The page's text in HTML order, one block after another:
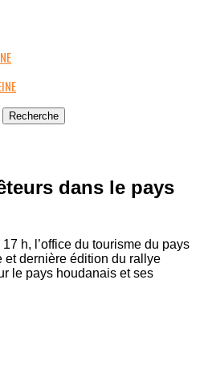
dans le pays
h, l’office du tourisme du pays
et dernière édition du rallye
le pays houdanais et ses